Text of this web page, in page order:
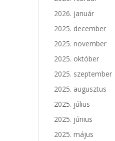
2026. január
2025. december
2025. november
2025. október
2025. szeptember
2025. augusztus
2025. július
2025. június
2025. május